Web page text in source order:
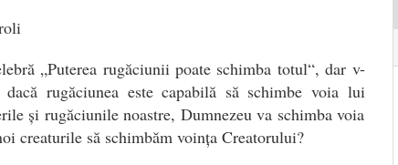
„Puterea rugăciunii poate schimba totul“, dar v-
rugăciunea este capabilă să schimbe voia lui
și rugăciunile noastre, Dumnezeu va schimba voia
creaturile să schimbăm voința Creatorului?